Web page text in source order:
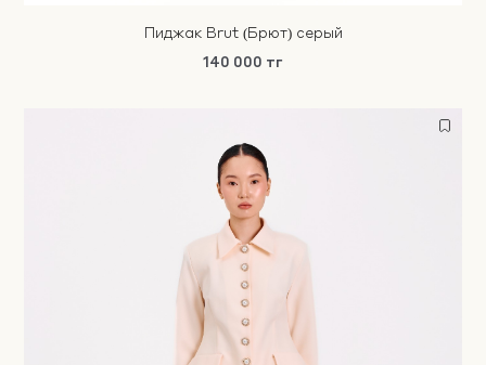
Пиджак Brut (Брют) серый
140 000 тг